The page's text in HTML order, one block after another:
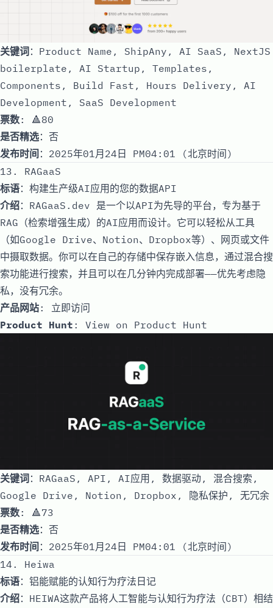
关键词：Product Name, ShipAny, AI SaaS, NextJS
boilerplate, AI Startup, Templates,
Components, Build Fast, Hours Delivery, AI
Development, SaaS Development
票数: 🔺80
是否精选：否
发布时间 ：2025年01月24日 PM04:01 (北京时间)
13. RAGaaS
标语：构建生产级AI应用的您的数据API
介绍：RAGaaS.dev 是一个以API为先导的平台，专为基于
RAG（检索增强生成）的AI应用而设计。它可以轻松从工具
（如Google Drive、Notion、Dropbox等）、网页或文件
中摄取数据。你可以在自己的存储中保存嵌入信息，通过混合搜
索功能进行搜索，并且可以在几分钟内完成部署——优先考虑隐
私，没有冗余。
产品网站: 立即访问
Product Hunt : View on Product Hunt
关键词：RAGaaS, API, AI应用, 数据驱动, 混合搜索,
Google Drive, Notion, Dropbox, 隐私保护, 无冗余
票数: 🔺73
是否精选：否
发布时间 ：2025年01月24日 PM04:01 (北京时间)
14. Heiwa
标语：铝能赋能的认知行为疗法日记
介绍：HEIWA这款产品将人工智能与认知行为疗法（CBT）相结